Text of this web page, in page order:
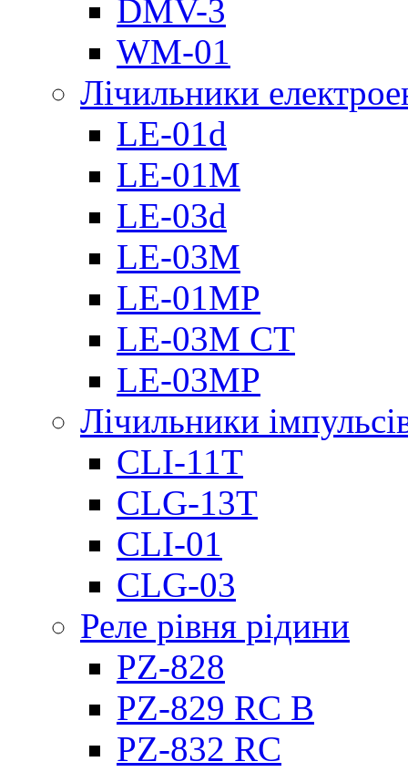
DMV-3
WM-01
Лічильники
LE-01d
LE-01M
LE-03d
LE-03M
LE-01MP
LE-03M CT
LE-03MP
Лічильники
CLI-11T
CLG-13T
CLI-01
CLG-03
Реле рівня рідини
PZ-828
PZ-829 RC B
PZ-832 RC